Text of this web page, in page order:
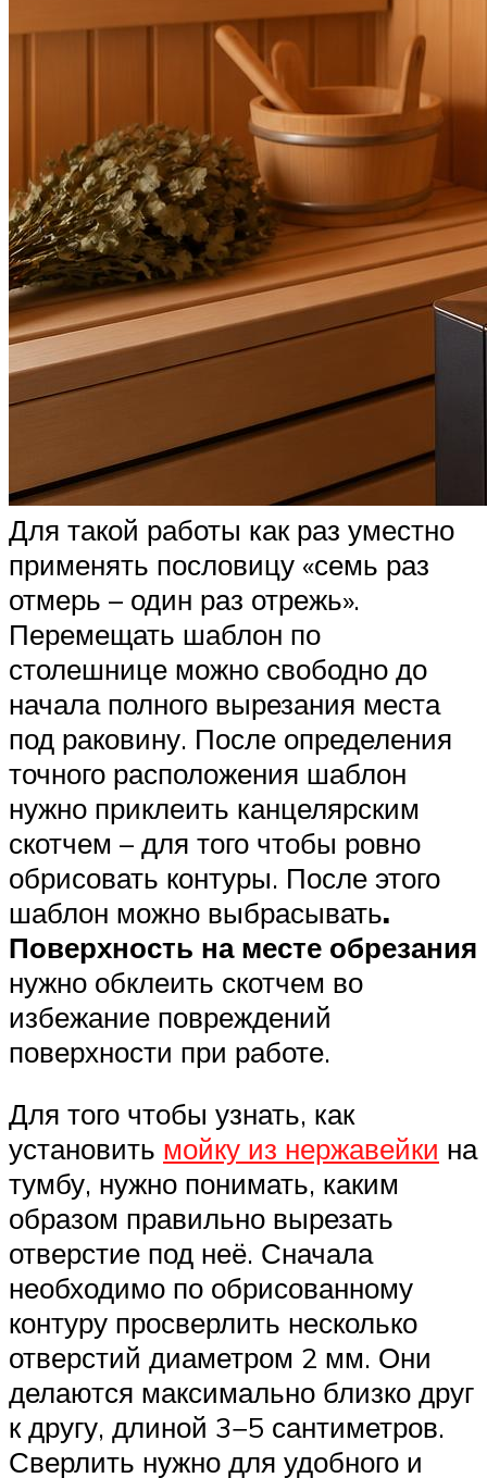
Для такой работы как раз уместно
применять пословицу «семь раз
отмерь – один раз отрежь».
Перемещать шаблон по
столешнице можно свободно до
начала полного вырезания места
под раковину. После определения
точного расположения шаблон
нужно приклеить канцелярским
скотчем – для того чтобы ровно
обрисовать контуры. После этого
шаблон можно выбрасывать.
Поверхность на месте обрезания
нужно обклеить скотчем во
избежание повреждений
поверхности при работе.
Для того чтобы узнать, как
установить мойку из нержавейки на
тумбу, нужно понимать, каким
образом правильно вырезать
отверстие под неё. Сначала
необходимо по обрисованному
контуру просверлить несколько
отверстий диаметром 2 мм. Они
делаются максимально близко друг
к другу, длиной 3−5 сантиметров.
Сверлить нужно для удобного и